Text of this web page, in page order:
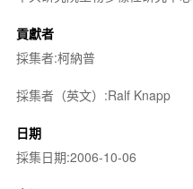
貢獻者
採集者:柯納普
採集者（英文）:Ralf Knapp
日期
採集日期:2006-10-06